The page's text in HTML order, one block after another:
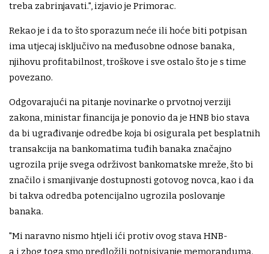
treba zabrinjavati.", izjavio je Primorac.
Rekao je i da to što sporazum neće ili hoće biti potpisan
ima utjecaj isključivo na međusobne odnose banaka,
njihovu profitabilnost, troškove i sve ostalo što je s time
povezano.
Odgovarajući na pitanje novinarke o prvotnoj verziji
zakona, ministar financija je ponovio da je HNB bio stava
da bi ugrađivanje odredbe koja bi osigurala pet besplatnih
transakcija na bankomatima tuđih banaka značajno
ugrozila prije svega održivost bankomatske mreže, što bi
značilo i smanjivanje dostupnosti gotovog novca, kao i da
bi takva odredba potencijalno ugrozila poslovanje
banaka.
"Mi naravno nismo htjeli ići protiv ovog stava HNB-
a i zbog toga smo predložili potpisivanje memoranduma.